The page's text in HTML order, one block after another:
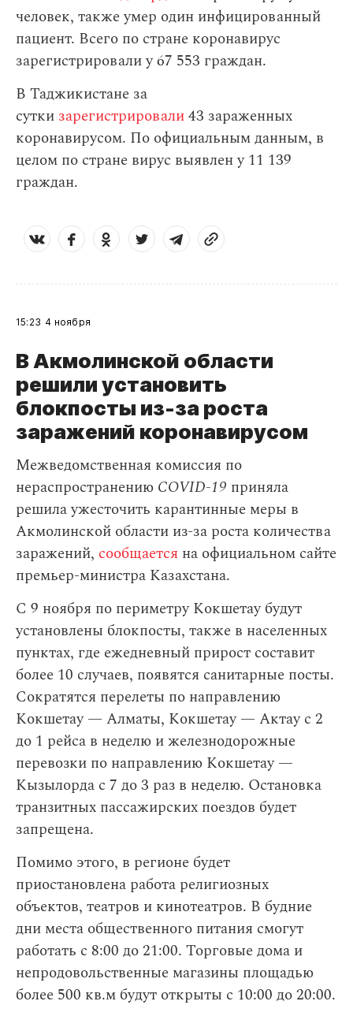
человек, также умер один инфицированный
пациент. Всего по стране коронавирус
зарегистрировали у 67 553 граждан.
В Таджикистане за
сутки зарегистрировали43 зараженных
коронавирусом. По официальным данным, в
целом по стране вирус выявлен у 11 139
граждан.
15:23 4 ноября
В Акмолинской области
решили установить
блокпосты из-за роста
заражений коронавирусом
Межведомственная комиссия по
нераспространению COVID-19 приняла
решила ужесточить карантинные меры в
Акмолинской области из-за роста количества
заражений, сообщается на официальном сайте
премьер-министра Казахстана.
С 9 ноября по периметру Кокшетау будут
установлены блокпосты, также в населенных
пунктах, где ежедневный прирост составит
более 10 случаев, появятся санитарные посты.
Сократятся перелеты по направлению
Кокшетау — Алматы, Кокшетау — Актау с 2
до 1 рейса в неделю и железнодорожные
перевозки по направлению Кокшетау —
Кызылорда с 7 до 3 раз в неделю. Остановка
транзитных пассажирских поездов будет
запрещена.
Помимо этого, в регионе будет
приостановлена работа религиозных
объектов, театров и кинотеатров. В будние
дни места общественного питания смогут
работать с 8:00 до 21:00. Торговые дома и
непродовольственные магазины площадью
более 500 кв.м будут открыты с 10:00 до 20:00.